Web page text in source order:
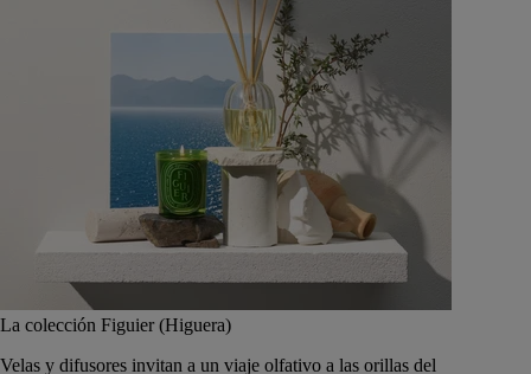
La colección Figuier (Higuera)
Velas y difusores invitan a un viaje olfativo a las orillas del